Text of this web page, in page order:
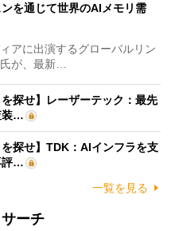
を通じて世界のAIメモリ需
アに出演するグローバルリン
が、最新…
探せ】レーザーテック：最先
装…
探せ】TDK：AIインフラを支
評…
一覧を見る
ーチ